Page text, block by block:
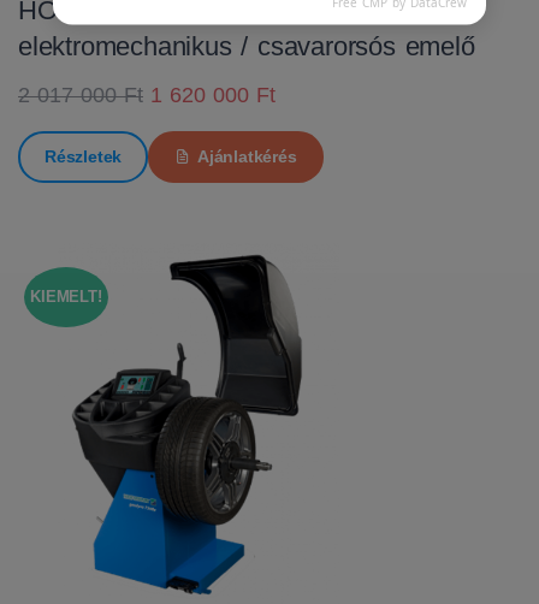
HOFMANN MTF 3000 C
elektromechanikus / csavarorsós emelő
2 017 000 Ft 1 620 000 Ft
Részletek Ajánlatkérés
KIEMELT!